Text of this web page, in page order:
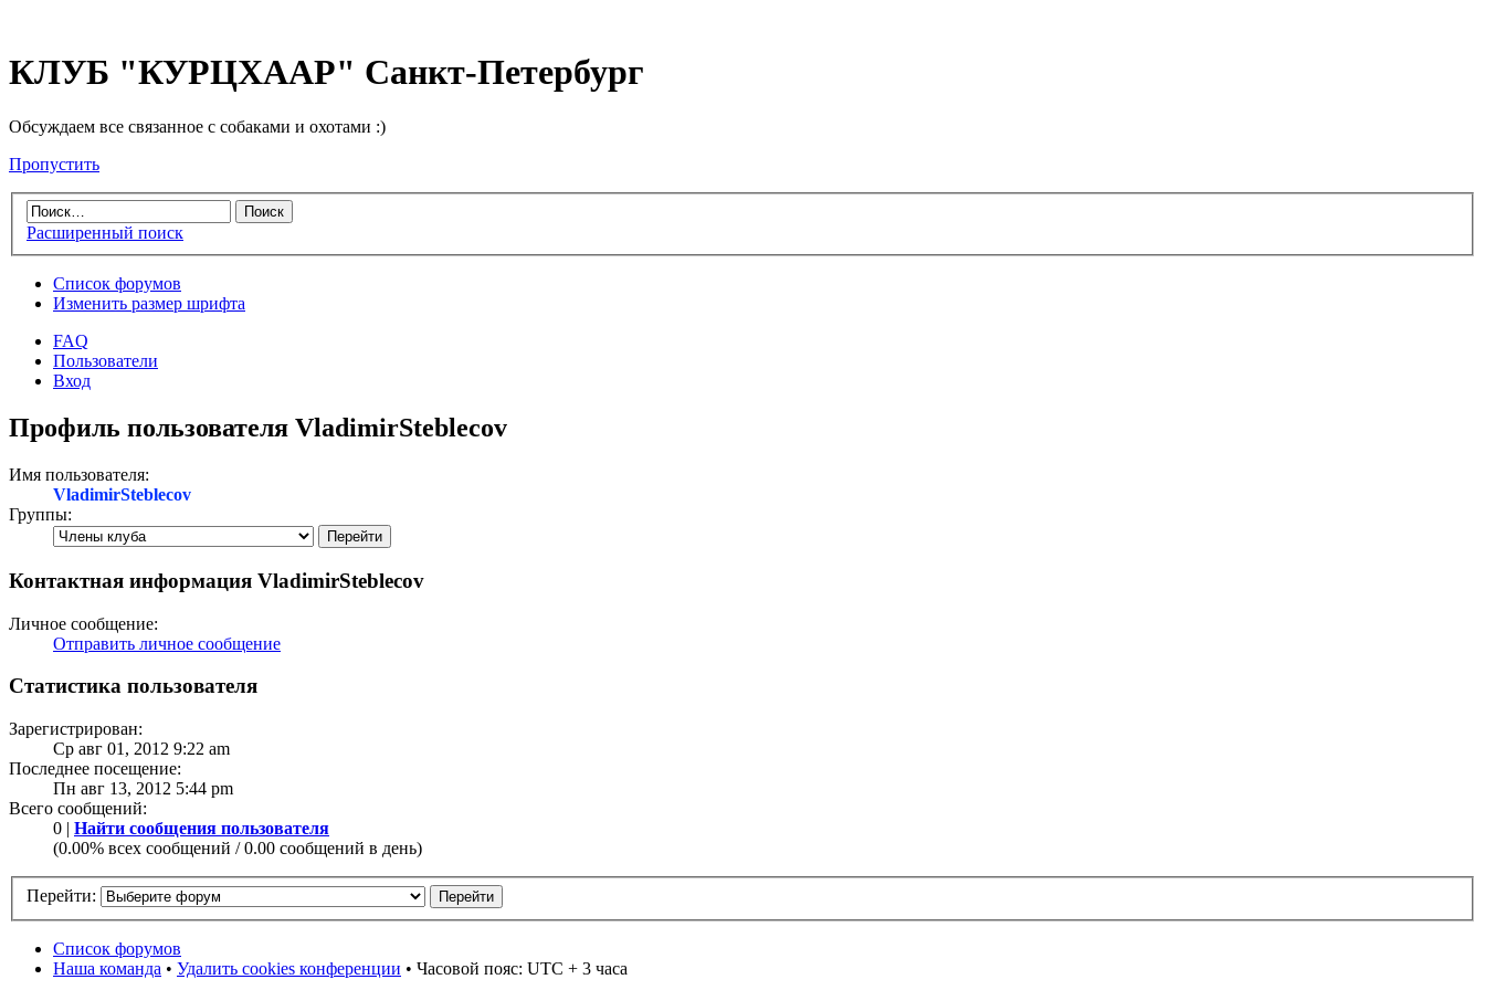
КЛУБ "КУРЦХААР" Санкт-Петербург
Обсуждаем все связанное с собаками и охотами :)
Пропустить
Расширенный поиск
Список форумов
Изменить размер шрифта
FAQ
Пользователи
Вход
Профиль пользователя VladimirSteblecov
Имя пользователя:
VladimirSteblecov
Группы:
Контактная информация VladimirSteblecov
Личное сообщение:
Отправить личное сообщение
Статистика пользователя
Зарегистрирован:
Ср авг 01, 2012 9:22 am
Последнее посещение:
Пн авг 13, 2012 5:44 pm
Всего сообщений:
0 | Найти сообщения пользователя
(0.00% всех сообщений / 0.00 сообщений в день)
Перейти:
Список форумов
Наша команда • Удалить cookies конференции • Часовой пояс: UTC + 3 часа